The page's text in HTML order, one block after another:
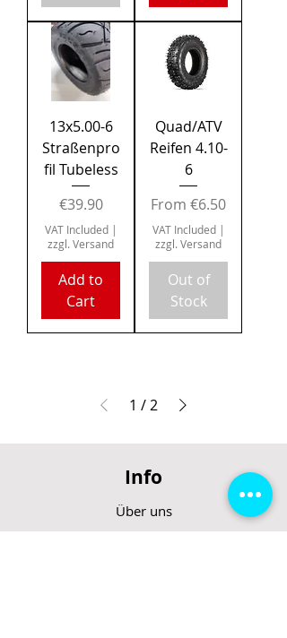
13x5.00-6
Straßenpro
fil Tubeless
Price
€39.90
VAT Included|
zzgl. Versand
Add to
Cart
Quad/ATV
Reifen 4.10-
6
From €6.50
Sale Price
VAT Included|
zzgl. Versand
Out of
Stock
1 /2
Info
Über uns